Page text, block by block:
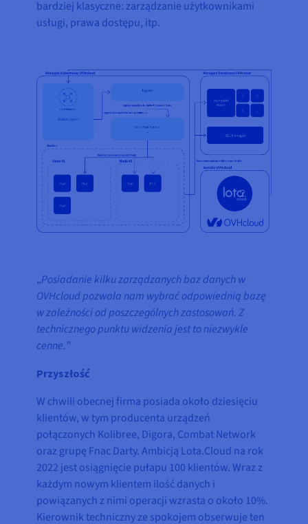
bardziej klasyczne: zarządzanie użytkownikami
usługi, prawa dostępu, itp.
„Posiadanie kilku zarządzanych baz danych w
OVHcloud pozwala nam wybrać odpowiednią bazę
w zależności od poszczególnych zastosowań. Z
technicznego punktu widzenia jest to niezwykle
cenne.”
Przyszłość
W chwili obecnej firma posiada około dziesięciu
klientów, w tym producenta urządzeń
połączonych Kolibree, Digora, Combat Network
oraz grupę Fnac Darty. Ambicją Lota.Cloud na rok
2022 jest osiągnięcie pułapu 100 klientów. Wraz z
każdym nowym klientem ilość danych i
powiązanych z nimi operacji wzrasta o około 10%.
Kierownik techniczny ze spokojem obserwuje ten